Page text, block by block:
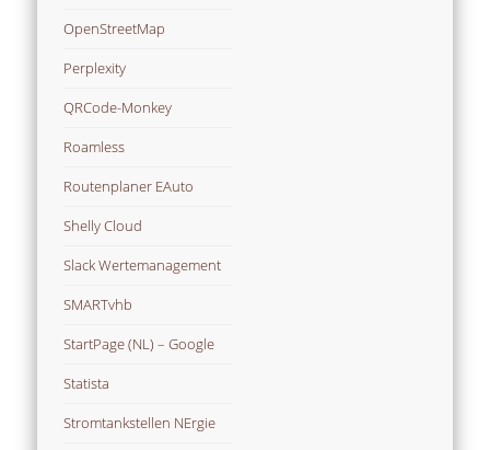
OpenStreetMap
Perplexity
QRCode-Monkey
Roamless
Routenplaner EAuto
Shelly Cloud
Slack Wertemanagement
SMARTvhb
StartPage (NL) – Google
Statista
Stromtankstellen NErgie